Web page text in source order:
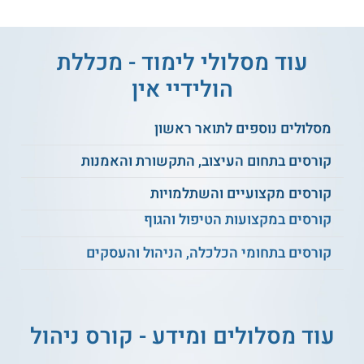
ביטחון ובטיחות יסודות בניהול
טיפול בפסולת
פיתוח תדמית עסקית תחזוקה וניקיון
עקרונות
הפקת אירועיםבמסלול לימודי ערבוקורס ניהול מזון, משקאות
ומסעדות
, המיועד לאנשי מקצוע עם ניסיון באירוח ובאשפוז
עוד מסלולי לימוד - מכללת
הולידיי אין
מסלולים נוספים לתואר ראשון
קורסים בתחום העיצוב, התקשורת והאמנות
קורסים מקצועיים והשתלמויות
קורסים במקצועות הטיפול והגוף
קורסים בתחומי הכלכלה, הניהול והעסקים
עוד מסלולים ומידע - קורס ניהול